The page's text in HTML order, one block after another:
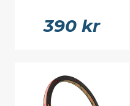
390 kr